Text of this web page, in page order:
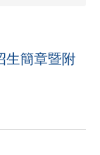
生簡章暨附